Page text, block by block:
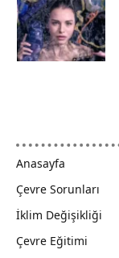
Anasayfa
Çevre Sorunları
İklim Değişikliği
Çevre Eğitimi